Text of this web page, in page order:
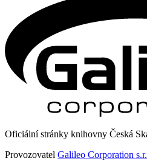
Oficiální stránky knihovny Česká
Provozovatel Galileo Corporation